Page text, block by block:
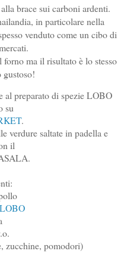
brace sui carboni ardenti.
in particolare nella
venduto come un cibo di
ma il risultato è lo stesso
gustoso!
al preparato di spezie LOBO
su
.
verdure saltate in padella e
il
LOBO
zucchine, pomodori)